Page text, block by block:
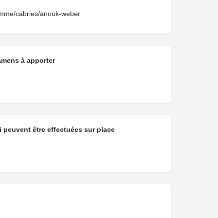
cabries/anouk-weber
à apporter
peuvent être effectuées sur place